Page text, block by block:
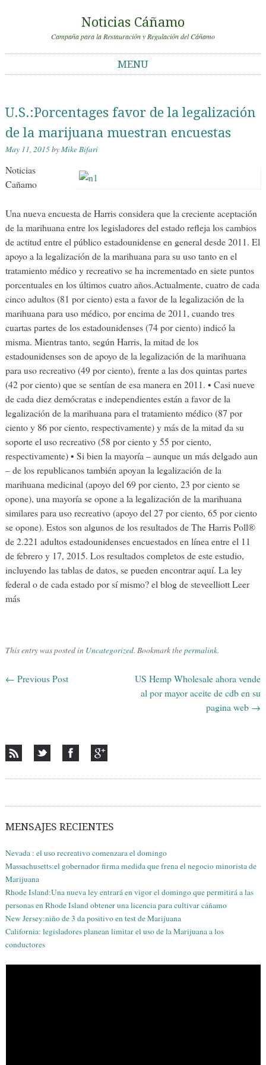
Noticias Cáñamo
Campaña para la Restauración y Regulación del Cáñamo
MENU
U.S.:Porcentages favor de la legalización
de la marijuana muestran encuestas
May 11, 2015byMike Bifari
Noticias
Cañamo
Una nueva encuesta de Harris considera que la creciente aceptación
de la marihuana entre los legisladores del estado refleja los cambios
de actitud entre el público estadounidense en general desde 2011. El
apoyo a la legalización de la marihuana para su uso tanto en el
tratamiento médico y recreativo se ha incrementado en siete puntos
porcentuales en los últimos cuatro años.Actualmente, cuatro de cada
cinco adultos (81 por ciento) esta a favor de la legalización de la
marihuana para uso médico, por encima de 2011, cuando tres
cuartas partes de los estadounidenses (74 por ciento) indicó la
misma. Mientras tanto, según Harris, la mitad de los
estadounidenses son de apoyo de la legalización de la marihuana
para uso recreativo (49 por ciento), frente a las dos quintas partes
(42 por ciento) que se sentían de esa manera en 2011. • Casi nueve
de cada diez demócratas e independientes están a favor de la
legalización de la marihuana para el tratamiento médico (87 por
ciento y 86 por ciento, respectivamente) y más de la mitad da su
soporte el uso recreativo (58 por ciento y 55 por ciento,
respectivamente) • Si bien la mayoría – aunque un más delgado aun
– de los republicanos también apoyan la legalización de la
marihuana medicinal (apoyo del 69 por ciento, 23 por ciento se
opone), una mayoría se opone a la legalización de la marihuana
similares para uso recreativo (apoyo del 27 por ciento, 65 por ciento
se opone). Estos son algunos de los resultados de The Harris Poll®
de 2.221 adultos estadounidenses encuestados en línea entre el 11
de febrero y 17, 2015. Los resultados completos de este estudio,
incluyendo las tablas de datos, se pueden encontrar aquí. La ley
federal o de cada estado por sí mismo? el blog de steveelliott Leer
más
This entry was posted in Uncategorized. Bookmark thepermalink.
Post navigation
← Previous Post
US Hemp Wholesale ahora vende
al por mayor aceite de cdb en su
pagina web →
MENSAJES RECIENTES
Nevada : el uso recreativo comenzara el domingo
Massachusetts:el gobernador firma medida que frena el negocio minorista de
Marijuana
Rhode Island:Una nueva ley entrará en vigor el domingo que permitirá a las
personas en Rhode Island obtener una licencia para cultivar cáñamo
New Jersey:niño de 3 da positivo en test de Marijuana
California: legisladores planean limitar el uso de la Marijuana a los
conductores